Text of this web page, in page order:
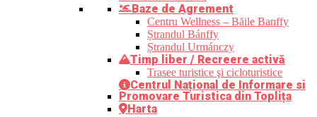
Baze de Agrement
Centru Wellness – Băile Banffy
Ștrandul Bánffy
Ștrandul Urmánczy
Timp liber / Recreere activă
Trasee turistice şi cicloturistice
Centrul Național de Informare si
Promovare Turistica din Toplița
Harta